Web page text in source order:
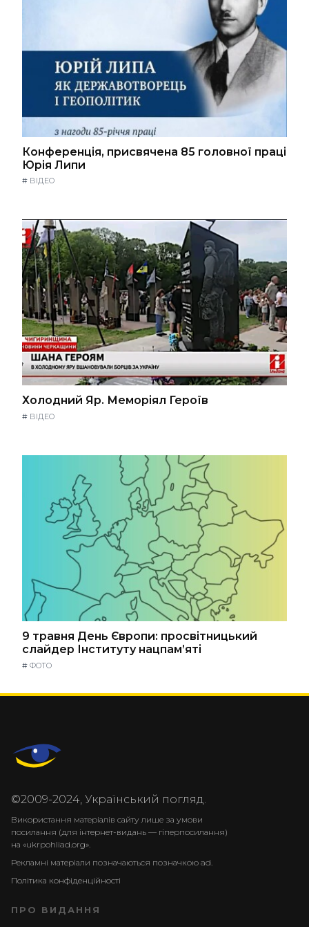
Конференція, присвячена 85 головної праці
Юрія Липи
# ВІДЕО
Холодний Яр. Меморіял Героїв
# ВІДЕО
9 травня День Європи: просвітницький
слайдер Інституту нацпам’яті
# ФОТО
©2009-2024, Український погляд.
Використання матеріалів сайту лише за умови
посилання (для інтернет-видань — гіперпосилання)
на «ukrpohliad.org».
Рекламні матеріали позначаються позначкою ad.
Політика конфіденційності
ПРО ВИДАННЯ